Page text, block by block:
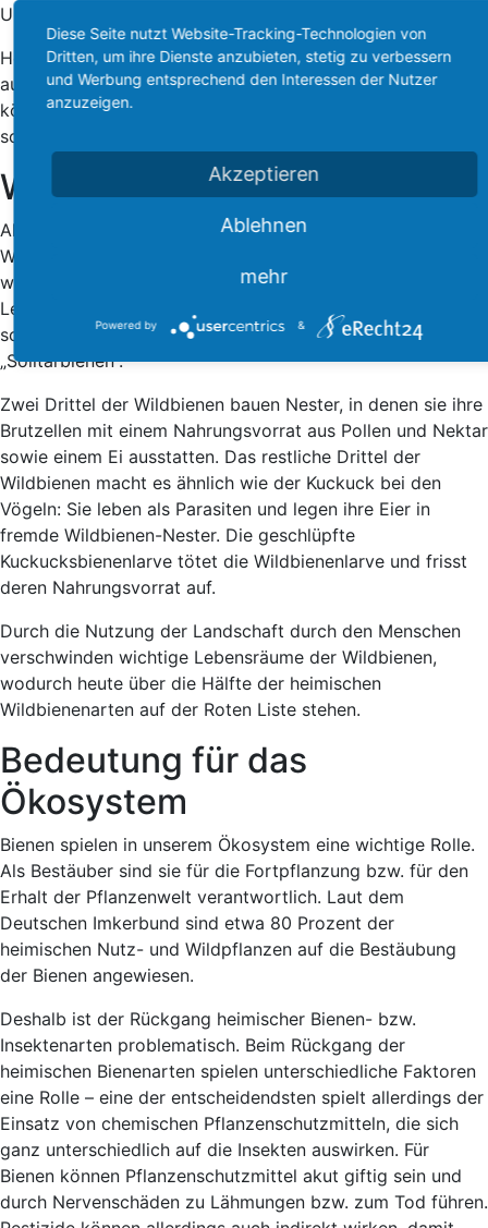
Unterarten durch den Menschen weltweit verbreitet.
Honigbienen leben, anders als die Wildbienen,
ausschließlich in Bienenstöcken. Nur in diesem Verband
können sie exisitieren und überleben, da sie auf den
sozialen Kontakt mit ihren Artgenossen angewiesen sind.
Wildbienen
Allein in Deutschland kommen über 550 Arten von
Wildbienen vor – zu ihnen zählen auch die Hummeln. Der
wesentliche Unterschied zu den Honigbienen liegt in der
Lebensweise – Wildbienen leben nicht in einem Staat,
sondern einzeln. Deshalb nennt man Wildbienen auch
„Solitärbienen“.
Zwei Drittel der Wildbienen bauen Nester, in denen sie ihre
Brutzellen mit einem Nahrungsvorrat aus Pollen und Nektar
sowie einem Ei ausstatten. Das restliche Drittel der
Wildbienen macht es ähnlich wie der Kuckuck bei den
Vögeln: Sie leben als Parasiten und legen ihre Eier in
fremde Wildbienen-Nester. Die geschlüpfte
Kuckucksbienenlarve tötet die Wildbienenlarve und frisst
deren Nahrungsvorrat auf.
Durch die Nutzung der Landschaft durch den Menschen
verschwinden wichtige Lebensräume der Wildbienen,
wodurch heute über die Hälfte der heimischen
Wildbienenarten auf der Roten Liste stehen.
Bedeutung für das
Ökosystem
Bienen spielen in unserem Ökosystem eine wichtige Rolle.
Als Bestäuber sind sie für die Fortpflanzung bzw. für den
Erhalt der Pflanzenwelt verantwortlich. Laut dem
Deutschen Imkerbund sind etwa 80 Prozent der
heimischen Nutz- und Wildpflanzen auf die Bestäubung
der Bienen angewiesen.
Deshalb ist der Rückgang heimischer Bienen- bzw.
Insektenarten problematisch. Beim Rückgang der
heimischen Bienenarten spielen unterschiedliche Faktoren
eine Rolle – eine der entscheidendsten spielt allerdings der
Einsatz von chemischen Pflanzenschutzmitteln, die sich
ganz unterschiedlich auf die Insekten auswirken. Für
Bienen können Pflanzenschutzmittel akut giftig sein und
durch Nervenschäden zu Lähmungen bzw. zum Tod führen.
Diese Seite nutzt Website-Tracking-Technologien von
Dritten, um ihre Dienste anzubieten, stetig zu verbessern
und Werbung entsprechend den Interessen der Nutzer
anzuzeigen.
Akzeptieren
Ablehnen
mehr
Powered by &